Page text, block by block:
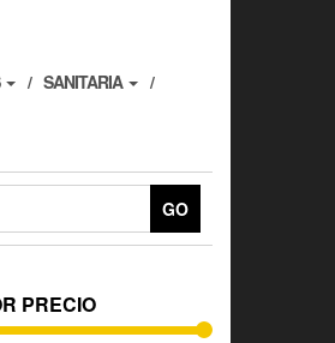
SANITARIA
GO
PRECIO